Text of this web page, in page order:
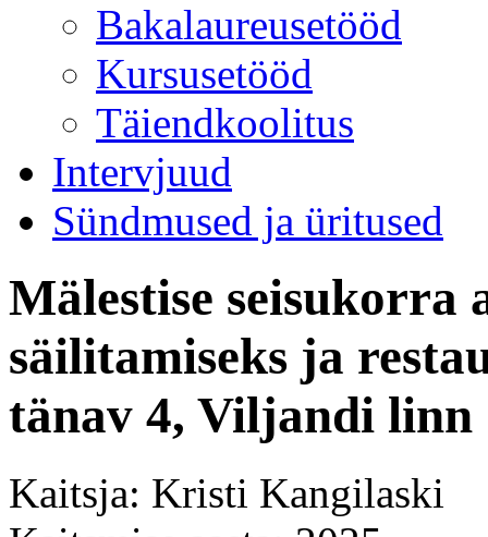
Bakalaureusetööd
Kursusetööd
Täiendkoolitus
Intervjuud
Sündmused ja üritused
Mälestise seisukorra
säilitamiseks ja
tänav 4, Viljandi linn
Kaitsja: Kristi Kangilaski